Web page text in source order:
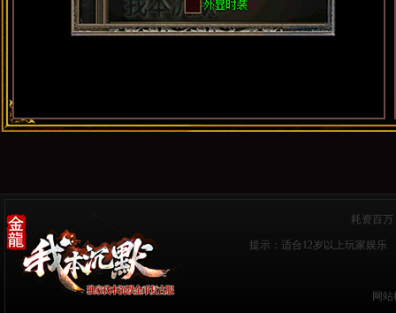
耗资百万
提示：适合12岁以上玩家娱乐
网